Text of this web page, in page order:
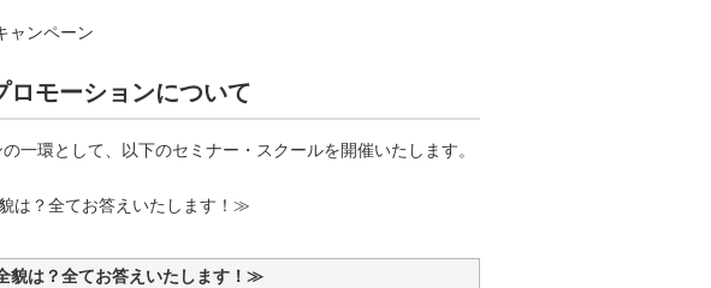
ャンペーン
ロモーションについて
一環として、以下のセミナー・スクールを開催いたします。
は？全てお答えいたします！≫
貌は？全てお答えいたします！≫